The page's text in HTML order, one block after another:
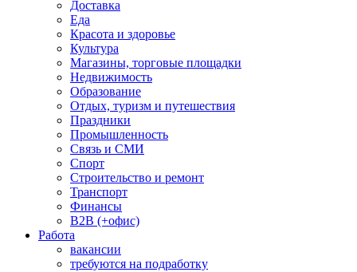
Доставка
Еда
Красота и здоровье
Культура
Магазины, торговые площадки
Недвижимость
Образование
Отдых, туризм и путешествия
Праздники
Промышленность
Связь и СМИ
Спорт
Строительство и ремонт
Транспорт
Финансы
B2B (+офис)
Работа
вакансии
требуются на подработку